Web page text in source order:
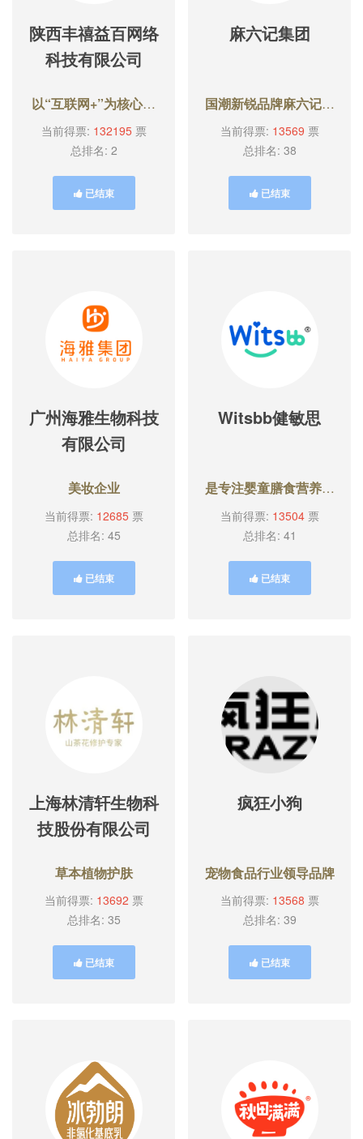
陕西丰禧益百网络
科技有限公司
以“互联网+”为核心的
创新型企业。
当前得票: 132195票
总排名: 2
已结束
麻六记集团
国潮新锐品牌麻六记成
立于2020年，致力于
新中式川菜，“古法新
当前得票: 13569 票
总排名: 38
已结束
广州海雅生物科技
有限公司
美妆企业
当前得票: 12685票
总排名: 45
已结束
Witsbb健敏思
是专注婴童膳食营养补
充的品牌
当前得票: 13504票
总排名: 41
已结束
上海林清轩生物科
技股份有限公司
草本植物护肤
当前得票: 13692 票
总排名: 35
已结束
疯狂小狗
宠物食品行业领导品牌
当前得票: 13568 票
总排名: 39
已结束